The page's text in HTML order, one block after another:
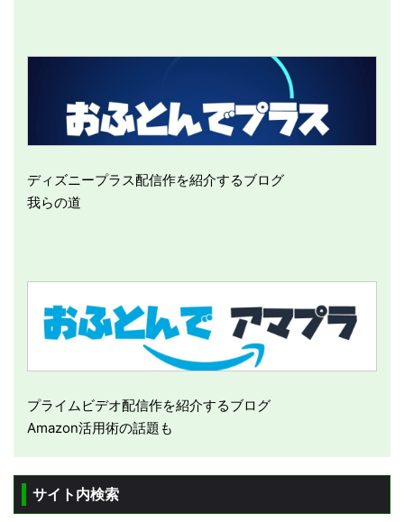
ディズニープラス配信作を紹介するブログ
我らの道
プライムビデオ配信作を紹介するブログ
Amazon活用術の話題も
サイト内検索